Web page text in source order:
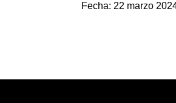
Fecha: 22 marzo